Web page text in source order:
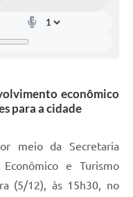
econômico
para a cidade
meio da Secretaria
e Turismo
(5/12), às 15h30, no